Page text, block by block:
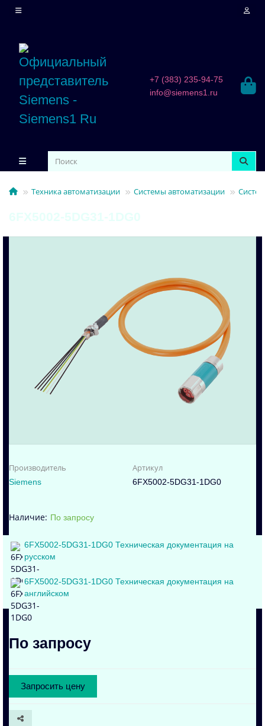
+7 (383) 235-94-75
info@siemens1.ru
Техника автоматизации Системы автоматизации
6FX5002-5DG31-1DG0
Производитель
Siemens
Артикул
6FX5002-5DG31-1DG0
По запросу
6FX5002-5DG31-1DG0 Техническая документация на
русском
6FX5002-5DG31-1DG0 Техническая документация на
английском
По запросу
Запросить цену